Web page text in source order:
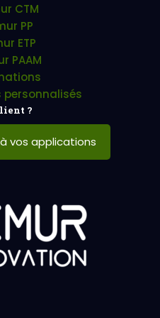
CTM
PP
ETP
PAAM
personnalisés
?
vos applications